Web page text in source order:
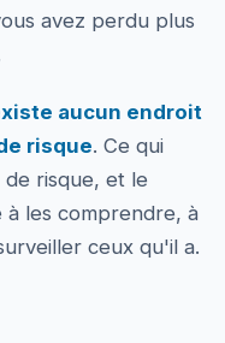
avez perdu plus
aucun endroit
risque. Ce qui
risque, et le
à les comprendre, à
ceux qu'il a.